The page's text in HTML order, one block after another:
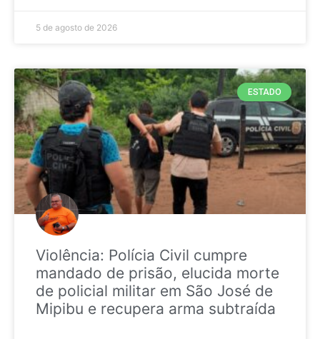
5 de agosto de 2026
ESTADO
Violência: Polícia Civil cumpre
mandado de prisão, elucida morte
de policial militar em São José de
Mipibu e recupera arma subtraída